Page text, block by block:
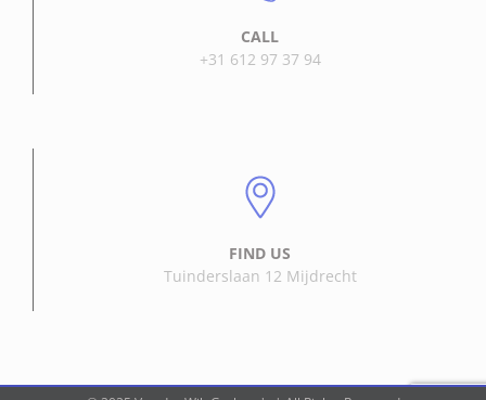
CALL
+31 612 97 37 94
FIND US
Tuinderslaan 12 Mijdrecht